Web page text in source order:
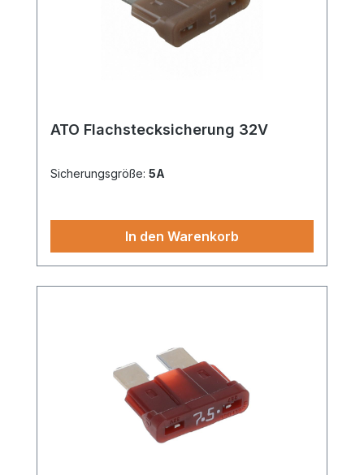
ATO Flachstecksicherung 32V
Sicherungsgröße: 5A
In den Warenkorb